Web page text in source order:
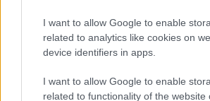
I want to allow Google to enable
related to analytics like cookies on
device identifiers in apps.
I want to allow Google to enable
related to functionality of the website
M1 bővítés: már
Bicske Kelet
Új gyalogosátkelők